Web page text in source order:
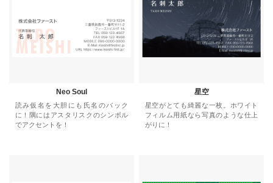
Neo Soul
読み仮名を大胆にも氏名のバック
に！隅にはアスタリスクのシンボル
でアクセントを！
星空
星空がとても綺麗な一枚。ホワイト
フィルム用紙なら写真のような仕上
がりに！